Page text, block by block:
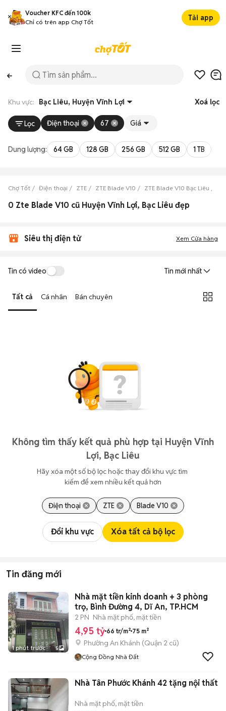
Voucher KFC đến 100k
Chỉ có trên app Chợ Tốt
Tải app
Khu vực: Bạc Liêu, Huyện Vĩnh Lợi Xoá lọc
Lọc Điện thoại 67 Giá
Dung lượng: 64 GB 128 GB 256 GB 512 GB 1 TB
Chợ Tốt Điện thoại ZTE ZTE Blade V10 ZTE Blade V10 Bạc Liêu
0 Zte Blade V10 cũ Huyện Vĩnh Lợi, Bạc Liêu đẹp
Siêu thị điện tử Xem Cửa hàng
Tin có video Tin mới nhất
Tất cả Cá nhân Bán chuyên
Không tìm thấy kết quả phù hợp tại Huyện Vĩnh
Lợi, Bạc Liêu
Hãy xóa một số bộ lọc hoặc thay đổi khu vực tìm
kiếm để xem nhiều kết quả hơn
Điện thoại ZTE Blade V10
Đổi khu vực Xóa tất cả bộ lọc
Tin đăng mới
1 phút trước 5
Nhà mặt tiền kinh doanh + 3 phòng
trọ, Bình Đường 4, Dĩ An, TP.HCM
2 PN Nhà mặt phố, mặt tiền
4,95 tỷ 66 tr/m² 75 m²
Phường An Khánh (Quận 2 cũ)
Cộng Đồng Nhà Đất
Nhà Tân Phước Khánh 42 tặng nội thất
Nhà mặt phố, mặt tiền